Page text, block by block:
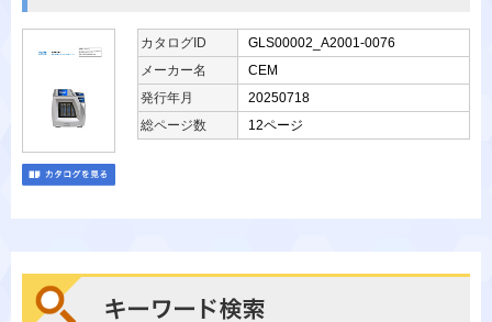
カタログID
GLS00002_A2001-0076
メーカー名
CEM
発行年月
20250718
総ページ数
12ページ